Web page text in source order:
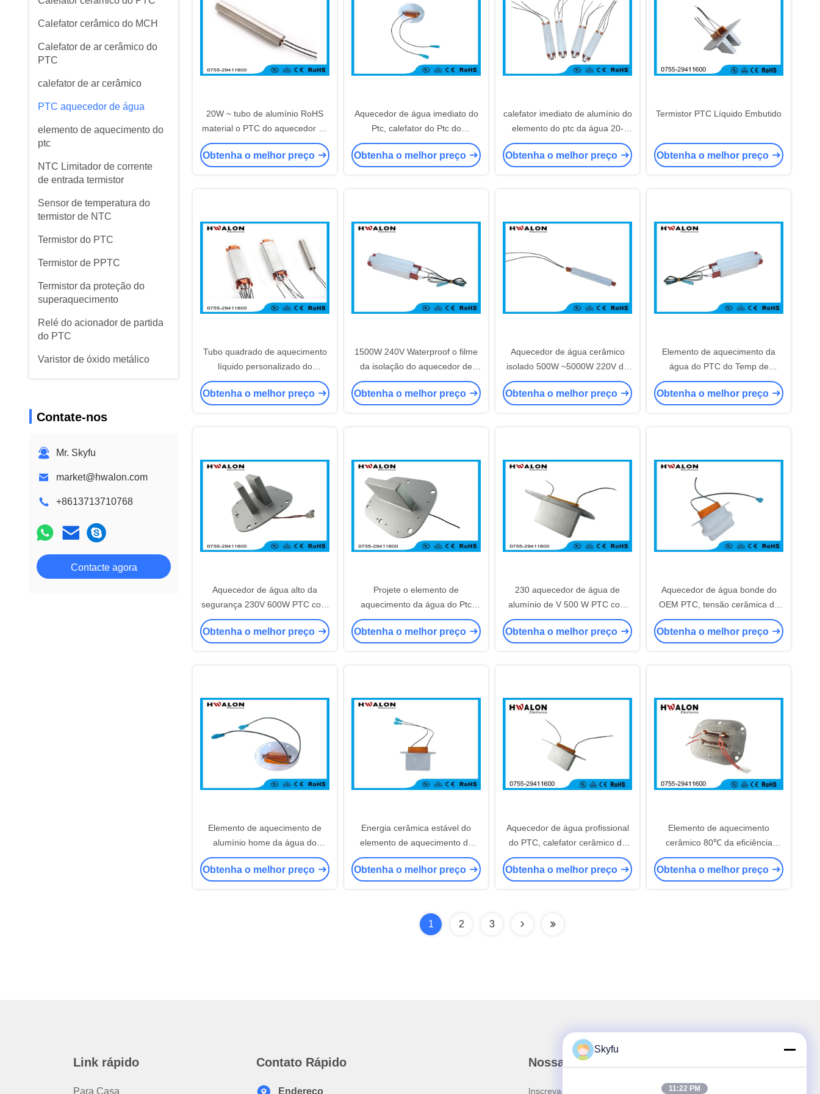
Calefator cerâmico do MCH
Calefator de ar cerâmico do
PTC
calefator de ar cerâmico
PTC aquecedor de água
elemento de aquecimento do
ptc
NTC Limitador de corrente
de entrada termistor
Sensor de temperatura do
termistor de NTC
Termistor do PTC
Termistor de PPTC
Termistor da proteção do
superaquecimento
Relé do acionador de partida
do PTC
Varistor de óxido metálico
Contate-nos
Mr. Skyfu
market@hwalon.com
+8613713710768
Contacte agora
20W ~ tubo de alumínio RoHS
material o PTC do aquecedor de
água cerâmico de 800W aprovou
Obtenha o melhor preço
Aquecedor de água imediato do
Ptc, calefator do Ptc do
componente 20-800w eletrônico
para a cuba do pé
Obtenha o melhor preço
calefator imediato de alumínio do
elemento do ptc da água 20-
2000w para o dispositivo bonde
da banheira do pé
Obtenha o melhor preço
Termistor PTC Líquido Embutido
Obtenha o melhor preço
Tubo quadrado de aquecimento
líquido personalizado do
aquecedor de água cerâmico
10KW 36mmx36mm
Obtenha o melhor preço
1500W 240V Waterproof o filme
da isolação do aquecedor de
água do PTC dentro da
confiança alta
Obtenha o melhor preço
Aquecedor de água cerâmico
isolado 500W ~5000W 220V do
PTC do alumínio com serviço do
OEM
Obtenha o melhor preço
Elemento de aquecimento da
água do PTC do Temp de
Constance de 150 graus para
sondar o colchão
Obtenha o melhor preço
Aquecedor de água alto da
segurança 230V 600W PTC com
fio & terminal para o
aquecimento do navio
Obtenha o melhor preço
Projete o elemento de
aquecimento da água do Ptc
com projeto do furo para o navio
esperto
Obtenha o melhor preço
230 aquecedor de água de
alumínio de V 500 W PTC com
fio & Therminal para o líquido
fluido
Obtenha o melhor preço
Aquecedor de água bonde do
OEM PTC, tensão cerâmica da
isolação do elemento do
calefator > 3750V
Obtenha o melhor preço
Elemento de aquecimento de
alumínio home da água do
calefator do termistor do PTC do
líquido
Obtenha o melhor preço
Energia cerâmica estável do
elemento de aquecimento do
aquecedor de água do PTC do
desempenho/PTC eficiente
Obtenha o melhor preço
Aquecedor de água profissional
do PTC, calefator cerâmico do
PTC com folha de aço inoxidável
Obtenha o melhor preço
Elemento de aquecimento
cerâmico 80℃ da eficiência
elevada PR4 PTC - temperatura
290℃ de superfície
Obtenha o melhor preço
1 2 3
Link rápido
Para Casa
Contato Rápido
Endereço
Nossa Newsletter
Inscreva-se no nosso boletim informativo para obter
Skyfu
11:22 PM